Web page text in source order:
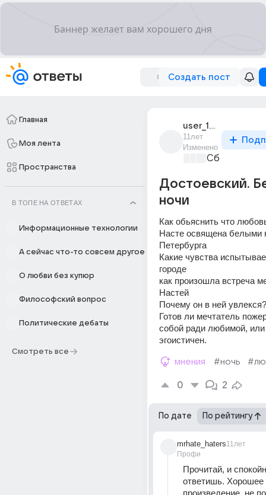
Создать пост
Главная
Моя лента
Пространства
В ТОПЕ НА ОТВЕТАХ
Информационные технологии
А сейчас что-то совсем другое
О любви без купюр
Философский вопрос
Политические дебаты
Смотреть все
user_191208220
11лет
Изменено
Сборная
Достоевский.
ночи
Как обьяснить что
Насте освящена белыми
Петербурга
Какие чувства
городе
как произошла встреча
Настей
Почему он в ней увлекся?
Готов ли мечтатель
собой ради любимой,
эгоистичен.
мнения #ночь
0 2
По дате По рейтингу
mrhate_haters
Профи
11лет
Прочитай, и
ответишь. Хорошее
произведение, не